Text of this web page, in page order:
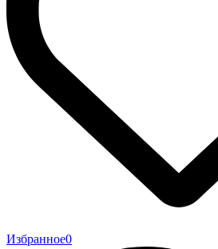
Избранное0